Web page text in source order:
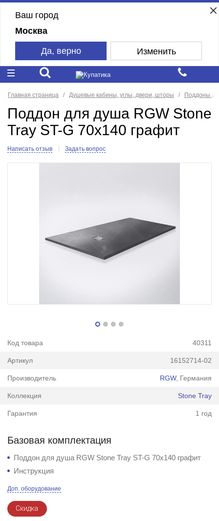
Ваш город
Москва
Да, верно Изменить
Главная страница Душевые кабины, углы, двери, шторы Поддоны
Поддон для душа RGW Stone
Tray ST-G 70x140 графит
Написать отзыв Задать вопрос
Код товара 40311
Артикул 16152714-02
Производитель RGW, Германия
Коллекция Stone Tray
Гарантия 1 год
Базовая комплектация
Поддон для душа RGW Stone Tray ST-G 70x140 графит
Инструкция
Доп. оборудование
Скидка